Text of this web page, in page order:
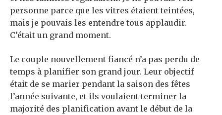
personne parce que les vitres étaient teintées,
mais je pouvais les entendre tous applaudir.
C’était un grand moment.
Le couple nouvellement fiancé n’a pas perdu de
temps à planifier son grand jour. Leur objectif
était de se marier pendant la saison des fêtes
l’année suivante, et ils voulaient terminer la
majorité des planification avant le début de la